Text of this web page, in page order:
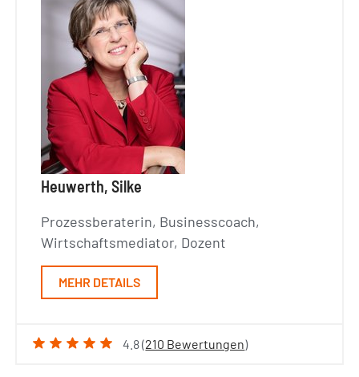
Heuwerth, Silke
Prozessberaterin, Businesscoach,
Wirtschaftsmediator, Dozent
MEHR DETAILS
4.8 (210 Bewertungen)